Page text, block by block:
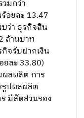
มกว่า
อยละ 13.47
บว่า ธุรกิจสิน
ล้านบาท
จรับฝากเงิน
ละ 33.80)
ผลผลิต การ
รูปผลผลิต
มีสัดส่วนรอง